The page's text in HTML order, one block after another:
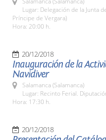
Lugar: Delegación de la Junta
Príncipe de Vergara)
Hora: 20:00 h.
20/12/2018
Inauguración de la
Navidiver
Salamanca (Salamanca)
Lugar: Recinto Ferial.
Hora: 17:30 h.
20/12/2018